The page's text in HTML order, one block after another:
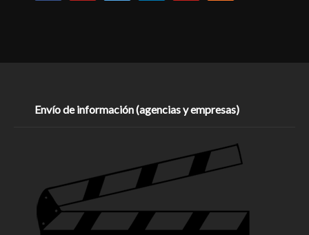
Envío de información (agencias y empresas)